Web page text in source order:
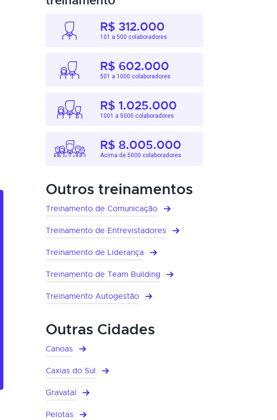
R$ 312.000
101 a 500 colaboradores
R$ 602.000
501 a 1000 colaboradores
R$ 1.025.000
1001 a 5000 colaboradores
R$ 8.005.000
Acima de 5000 colaboradores
Outros treinamentos
Treinamento de Comunicação
Treinamento de Entrevistadores
Treinamento de Liderança
Treinamento de Team Building
Treinamento Autogestão
Outras Cidades
Canoas
Caxias do Sul
Gravataí
Pelotas